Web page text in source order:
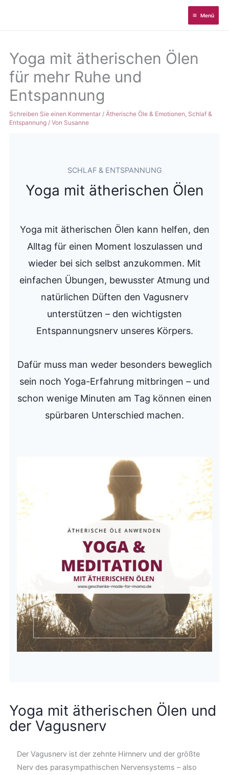
Menü
Yoga mit ätherischen Ölen
für mehr Ruhe und
Entspannung
Schreiben Sie einen Kommentar /Ätherische Öle & Emotionen, Schlaf &
Entspannung / Von Susanne
SCHLAF & ENTSPANNUNG
Yoga mit ätherischen Ölen
Yoga mit ätherischen Ölen kann helfen, den
Alltag für einen Moment loszulassen und
wieder bei sich selbst anzukommen. Mit
einfachen Übungen, bewusster Atmung und
natürlichen Düften den Vagusnerv
unterstützen – den wichtigsten
Entspannungsnerv unseres Körpers.
Dafür muss man weder besonders beweglich
sein noch Yoga-Erfahrung mitbringen – und
schon wenige Minuten am Tag können einen
spürbaren Unterschied machen.
Yoga mit ätherischen Ölen und
der Vagusnerv
Der Vagusnerv ist der zehnte Hirnnerv und der größte
Nerv des parasympathischen Nervensystems – also